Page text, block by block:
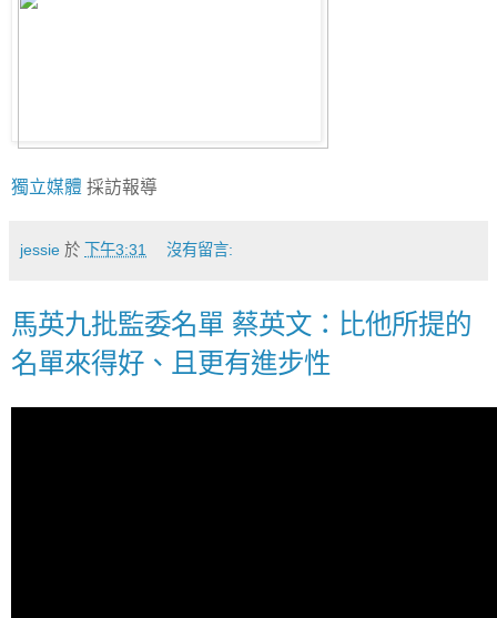
獨立媒體 採訪報導
jessie 於 下午3:31 沒有留言:
馬英九批監委名單 蔡英文：比他所提的
名單來得好、且更有進步性